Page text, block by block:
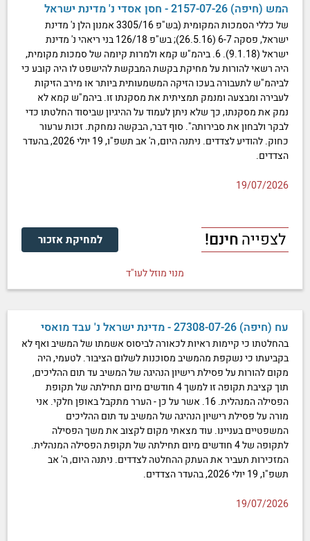
המש (חיפה) 2157-07-26 - חסן אסדי נ' מדינת ישראל
של כללי הסמכות המקומית (בש"פ 3305/16 אמנון הלן נ' מדינת
ישראל, פסקה 6-7 (26.5.16); בש"פ 126/18 בני ריאהי נ' מדינת
ישראל (9.1.18). 6. ביהמ"ש קמא ולמרות קיומה של סמכות מקומית,
היה רשאי להורות על מחיקת בקשת המבקשת להישפט לו היה קובע כי
לביהמ"ש לתעבורה בעכו הזיקה המשמעותית ביותר או מירב הזיקות
לעבירה ומבצעה ומנמק תמציתית את מסקנתו זו. ביהמ"ש קמא לא
נמק את מסקנתו, כך שלא ניתן לעמוד על ההיגיון שביסוד החלטתו כדי
לבקר ולבחון את סבירותה". סוף דבר, הבקשה נמחקת. זכות ערעור
כחוק. להודיע לצדדים. ניתנה היום, ה' אב תשפ"ו, 19 יולי 2026, בהעדר
הצדדים.
19/07/2026
לצפייה חינם! למחיקת אזכור
מנוי מוזל לעו"ד
עח (חיפה) 27308-07-26 - מדינת ישראל נ' עבד מואסי
בהחלטתו כי קיימות ראיות לכאורה לביסוס אשמתו של המשיב ואף לא
בקביעתו כי נשקפת מהמשיב מסוכנות לשלום הציבור. לטעמי, היה
מקום להורות על פסילת רישיון הנהיגה של המשיב עד תום ההליכים,
תוך קציבת תקופה זו למשך 4 חודשים מיום תחילתה של תקופת
הפסילה המנהלית. 16. אשר על כן - הערר מתקבל באופן חלקי. אני
מורה על פסילת רישיון הנהיגה של המשיב עד תום ההליכים
המשפטיים בעניינו. עוד מצאתי מקום לקצוב את משך הפסילה
לתקופה של 4 חודשים מיום תחילתה של תקופת הפסילה המנהלית.
המזכירות תעביר את העתק ההחלטה לצדדים. ניתנה היום, ה' אב
תשפ"ו, 19 יולי 2026, בהעדר הצדדים.
19/07/2026